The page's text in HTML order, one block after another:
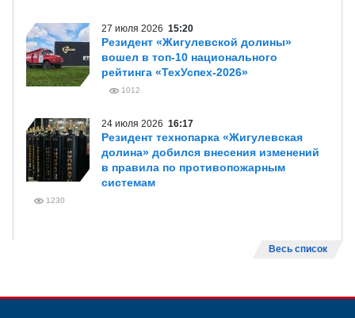
27 июля 2026 15:20
Резидент «Жигулевской долины»
вошел в топ-10 национального
рейтинга «ТехУспех-2026»
1012
24 июля 2026 16:17
Резидент технопарка «Жигулевская
долина» добился внесения изменений
в правила по противопожарным
системам
1230
Весь список